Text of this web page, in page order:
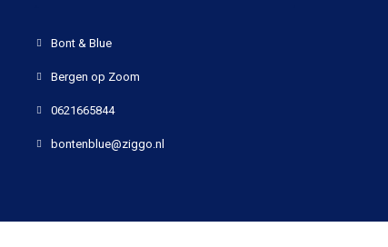
Bont & Blue
Bergen op Zoom
0621665844
bontenblue@ziggo.nl